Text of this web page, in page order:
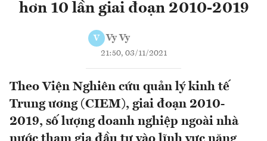
hơn 10 lần giai đoạn 2010-2019
V Vy Vy
21:50, 03/11/2021
Theo Viện Nghiên cứu quản lý kinh tế
Trung ương (CIEM), giai đoạn 2010-
2019, số lượng doanh nghiệp ngoài nhà